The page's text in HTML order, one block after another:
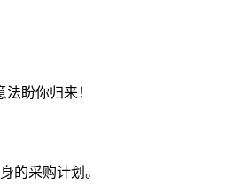
盼你归来！
的采购计划。